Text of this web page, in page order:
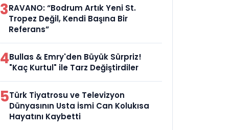
3RAVANO: “Bodrum Artık Yeni St.
Tropez Değil, Kendi Başına Bir
Referans”
4Bullas & Emry'den Büyük Sürpriz!
"Kaç Kurtul" ile Tarz Değiştirdiler
5Türk Tiyatrosu ve Televizyon
Dünyasının Usta İsmi Can Kolukısa
Hayatını Kaybetti